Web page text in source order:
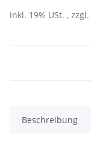
inkl. 19% USt. , zzgl.
Beschreibung